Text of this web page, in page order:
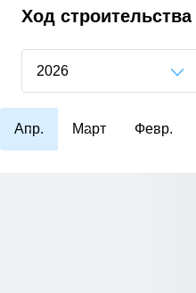
Ход строительства
2026
Апр. Март Февр.